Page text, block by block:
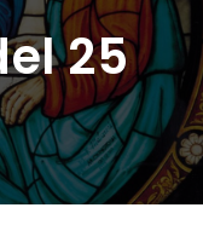
25